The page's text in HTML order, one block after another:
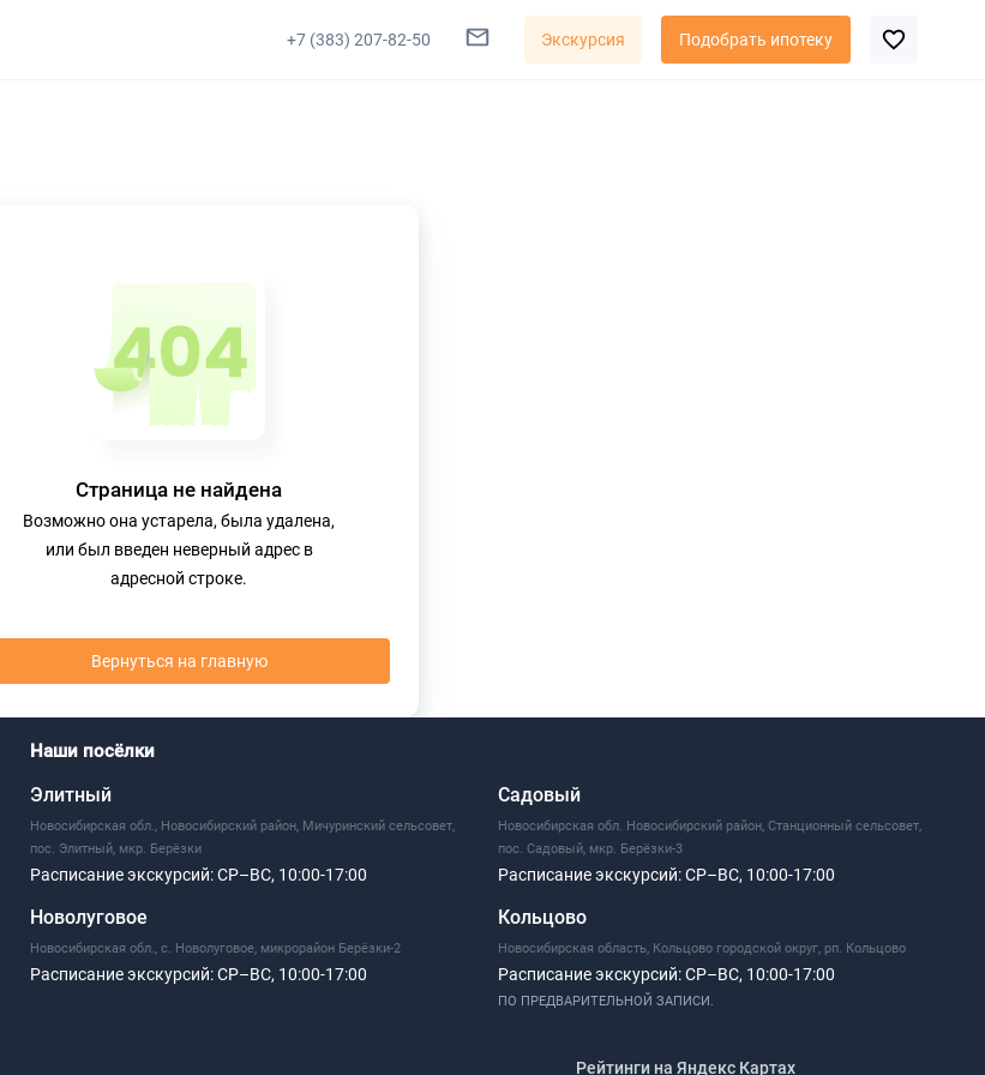
+7 (383) 207-82-50 Экскурсия Подобрать ипотеку
Страница не найдена
Возможно она устарела, была удалена,
или был введен неверный адрес в
адресной строке.
Вернуться на главную
Наши посёлки
Элитный
Новосибирская обл., Новосибирский район, Мичуринский сельсовет,
пос. Элитный, мкр. Берёзки
Расписание экскурсий:СР–ВС, 10:00-17:00
Новолуговое
Новосибирская обл., с. Новолуговое, микрорайон Берёзки-2
Расписание экскурсий:СР–ВС, 10:00-17:00
Садовый
Новосибирская обл. Новосибирский район, Станционный сельсовет,
пос. Садовый, мкр. Берёзки-3
Расписание экскурсий:СР–ВС, 10:00-17:00
Кольцово
Новосибирская область, Кольцово городской округ, рп. Кольцово
Расписание экскурсий:СР–ВС, 10:00-17:00
ПО ПРЕДВАРИТЕЛЬНОЙ ЗАПИСИ.
Рейтинги на Яндекс Картах